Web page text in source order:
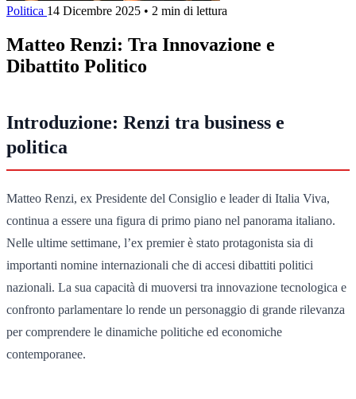
Politica 14 Dicembre 2025 • 2 min di lettura
Matteo Renzi: Tra Innovazione e
Dibattito Politico
Introduzione: Renzi tra business e
politica
Matteo Renzi, ex Presidente del Consiglio e leader di Italia Viva,
continua a essere una figura di primo piano nel panorama italiano.
Nelle ultime settimane, l’ex premier è stato protagonista sia di
importanti nomine internazionali che di accesi dibattiti politici
nazionali. La sua capacità di muoversi tra innovazione tecnologica e
confronto parlamentare lo rende un personaggio di grande rilevanza
per comprendere le dinamiche politiche ed economiche
contemporanee.